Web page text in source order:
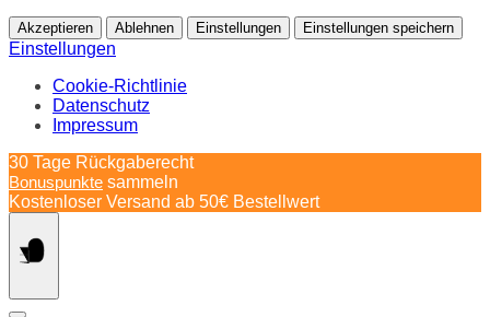
Akzeptieren Ablehnen Einstellungen Einstellungen speichern
Einstellungen
Cookie-Richtlinie
Datenschutz
Impressum
Springe
zum
Inhalt
30 Tage Rückgaberecht
Bonuspunkte sammeln
Kostenloser Versand ab 50€ Bestellwert